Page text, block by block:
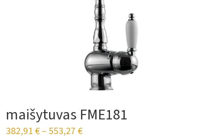
maišytuvas FME181
382,91€– 553,27€